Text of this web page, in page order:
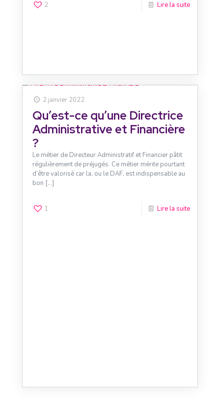
2 Lire la suite
2 janvier 2022
Qu’est-ce qu’une Directrice
Administrative et Financière
?
Le métier de Directeur Administratif et Financier pâtit
régulièrement de préjugés. Ce métier mérite pourtant
d’être valorisé car la, ou le DAF, est indispensable au
bon […]
1 Lire la suite